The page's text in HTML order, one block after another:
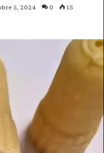
5, 2024 0 15